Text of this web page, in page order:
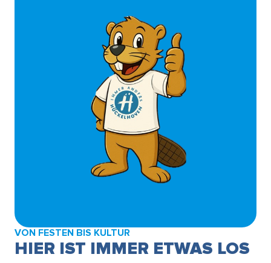
VON FESTEN BIS KULTUR
HIER IST IMMER ETWAS LOS